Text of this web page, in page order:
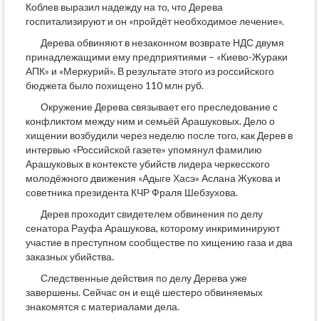
Коблев выразил надежду на то, что Дерева
госпитализируют и он «пройдёт необходимое лечение».
Дерева обвиняют в незаконном возврате НДС двумя
принадлежащими ему предприятиями – «Киево-Жураки
АПК» и «Меркурий». В результате этого из российского
бюджета было похищено 110 млн руб.
Окружение Дерева связывает его преследование с
конфликтом между ним и семьёй Арашуковых. Дело о
хищении возбудили через неделю после того, как Дерев в
интервью «Российской газете» упомянул фамилию
Арашуковых в контексте убийств лидера черкесского
молодёжного движения «Адыге Хасэ» Аслана Жукова и
советника президента КЧР Фраля Шебзухова.
Дерев проходит свидетелем обвинения по делу
сенатора Рауфа Арашукова, которому инкриминируют
участие в преступном сообществе по хищению газа и два
заказных убийства.
Следственные действия по делу Дерева уже
завершены. Сейчас он и ещё шестеро обвиняемых
знакомятся с материалами дела.